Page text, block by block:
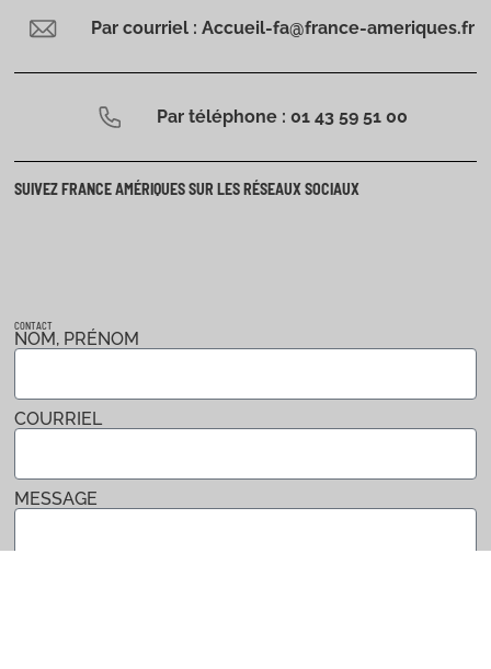
CONTACT
NOM, PRÉNOM
COURRIEL
MESSAGE
Par courriel : Accueil-fa@france-ameriques.fr
Par téléphone : 01 43 59 51 00
SUIVEZ FRANCE AMÉRIQUES SUR LES RÉSEAUX SOCIAUX